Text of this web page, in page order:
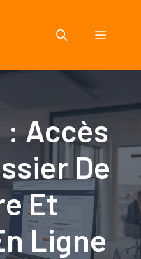
Menu
Accès
De
Et
Ligne